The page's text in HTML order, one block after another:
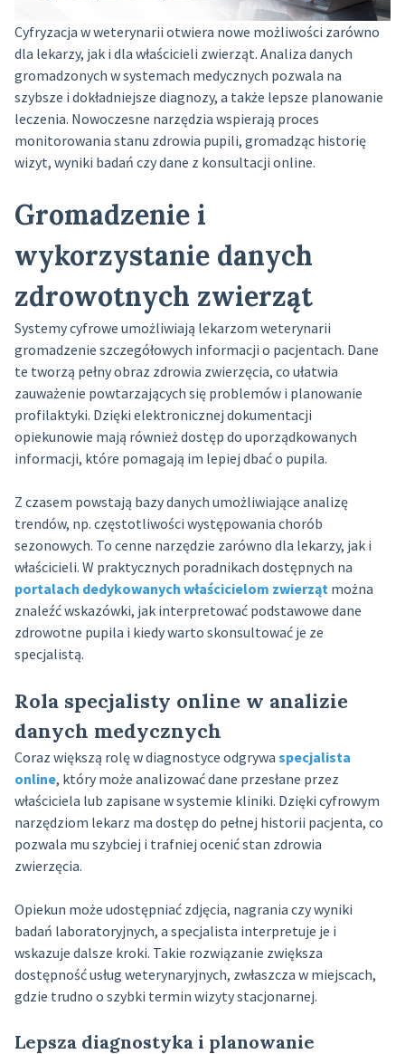
Cyfryzacja w weterynarii otwiera nowe możliwości zarówno
dla lekarzy, jak i dla właścicieli zwierząt. Analiza danych
gromadzonych w systemach medycznych pozwala na
szybsze i dokładniejsze diagnozy, a także lepsze planowanie
leczenia. Nowoczesne narzędzia wspierają proces
monitorowania stanu zdrowia pupili, gromadząc historię
wizyt, wyniki badań czy dane z konsultacji online.
Gromadzenie i
wykorzystanie danych
zdrowotnych zwierząt
Systemy cyfrowe umożliwiają lekarzom weterynarii
gromadzenie szczegółowych informacji o pacjentach. Dane
te tworzą pełny obraz zdrowia zwierzęcia, co ułatwia
zauważenie powtarzających się problemów i planowanie
profilaktyki. Dzięki elektronicznej dokumentacji
opiekunowie mają również dostęp do uporządkowanych
informacji, które pomagają im lepiej dbać o pupila.
Z czasem powstają bazy danych umożliwiające analizę
trendów, np. częstotliwości występowania chorób
sezonowych. To cenne narzędzie zarówno dla lekarzy, jak i
właścicieli. W praktycznych poradnikach dostępnych na
portalach dedykowanych właścicielom zwierząt można
znaleźć wskazówki, jak interpretować podstawowe dane
zdrowotne pupila i kiedy warto skonsultować je ze
specjalistą.
Rola specjalisty online w analizie
danych medycznych
Coraz większą rolę w diagnostyce odgrywa specjalista
online, który może analizować dane przesłane przez
właściciela lub zapisane w systemie kliniki. Dzięki cyfrowym
narzędziom lekarz ma dostęp do pełnej historii pacjenta, co
pozwala mu szybciej i trafniej ocenić stan zdrowia
zwierzęcia.
Opiekun może udostępniać zdjęcia, nagrania czy wyniki
badań laboratoryjnych, a specjalista interpretuje je i
wskazuje dalsze kroki. Takie rozwiązanie zwiększa
dostępność usług weterynaryjnych, zwłaszcza w miejscach,
gdzie trudno o szybki termin wizyty stacjonarnej.
Lepsza diagnostyka i planowanie